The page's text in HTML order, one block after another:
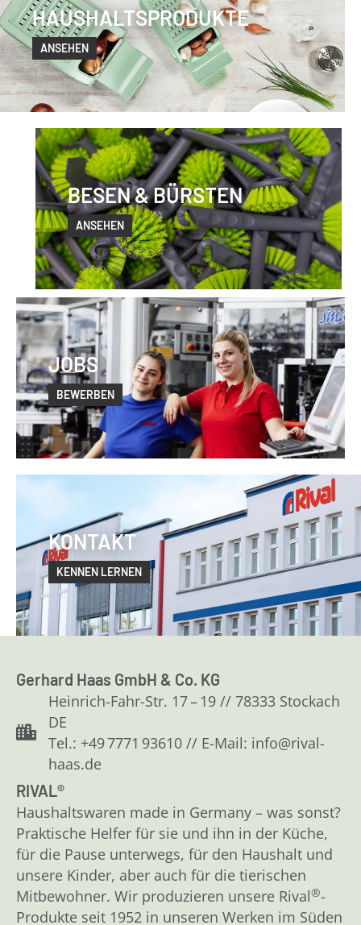
HAUSHALTSPRODUKTE
ANSEHEN
BESEN & BÜRSTEN
ANSEHEN
JOBS
BEWERBEN
KONTAKT
KENNEN LERNEN
Gerhard Haas GmbH & Co. KG
Heinrich-Fahr-Str. 17 – 19 // 78333 Stockach
DE
Tel.: +49 7771 93610 // E-Mail: info@rival-
haas.de
RIVAL®
Haushaltswaren made in Germany – was sonst?
Praktische Helfer für sie und ihn in der Küche,
für die Pause unterwegs, für den Haushalt und
unsere Kinder, aber auch für die tierischen
Mitbewohner. Wir produzieren unsere Rival®-
Produkte seit 1952 in unseren Werken im Süden